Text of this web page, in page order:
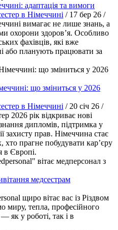
адаптація та вимоги
в Німеччині / 17 бер 26 /
вимагає не лише знань, а
охорони здоров’я. Особливо
фахівців, які вже
або планують працювати за
що зміниться у 2026
в Німеччині / 20 січ 26 /
2026 рік відкриває нові
дипломів, підтримка у
захисту прав. Німеччина стає
прагне побудувати кар’єру
в Європі.
медсестрам
щиро вітає вас із Різдвом
миру, тепла, професійного
як у роботі, так і в